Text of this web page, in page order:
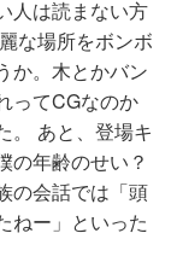
人は読まない方
な場所をボンボ
か。木とかバン
ってCGなのか
。 あと、登場キ
の年齢のせい？
の会話では「頭
ねー」といった